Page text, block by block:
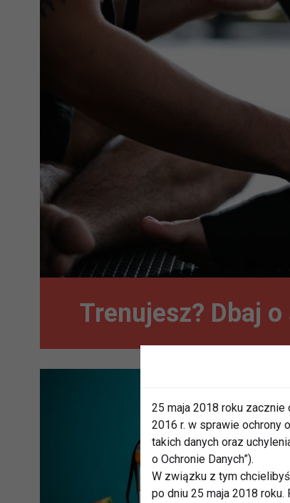
Trenujesz? Dbaj
25 maja 2018 roku
2016 r. w sprawie ochrony
takich danych oraz
o Ochronie Danych”).
W związku z tym
po dniu 25 maja 2018